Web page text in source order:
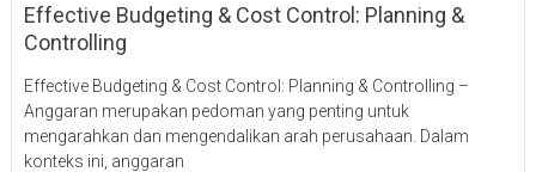
Effective Budgeting & Cost Control: Planning &
Controlling
Effective Budgeting & Cost Control: Planning & Controlling –
Anggaran merupakan pedoman yang penting untuk
mengarahkan dan mengendalikan arah perusahaan. Dalam
konteks ini, anggaran